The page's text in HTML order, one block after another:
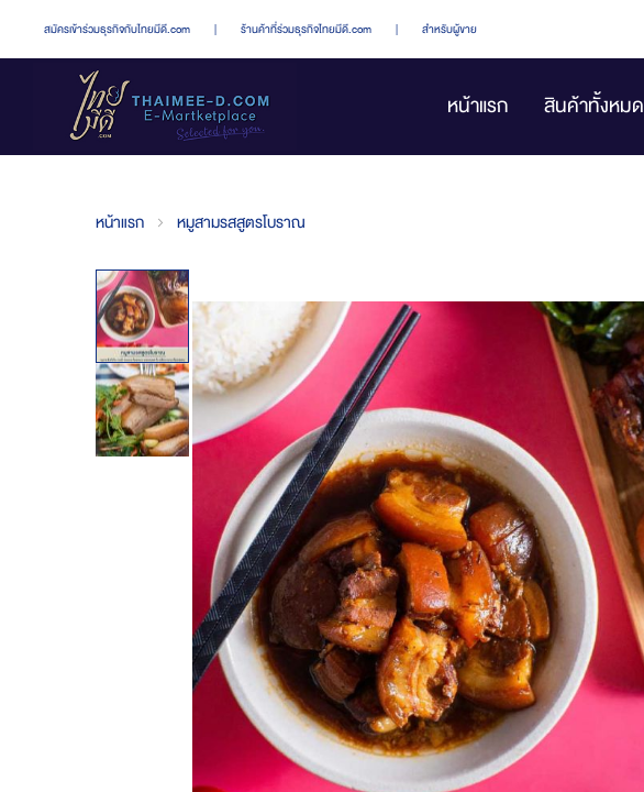
สมัครเข้าร่วมธุรกิจกับไทยมีดี.com | ร้านค้าที่ร่วมธุรกิจไทยมีดี.com | สำหรับผู้ขาย
หน้าแรก สินค้าทั้งหมด
หน้าแรก หมูสามรสสูตรโบราณ
Skip
to
the
end
of
the
images
gallery